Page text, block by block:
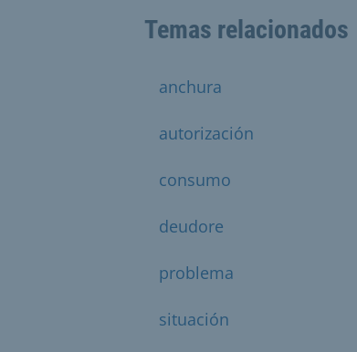
Temas relacionados
anchura
autorización
consumo
deudore
problema
situación